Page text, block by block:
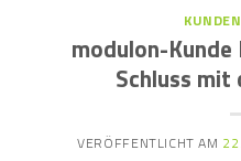
modulon-
Schluss
VERÖFFENTLICHT AM